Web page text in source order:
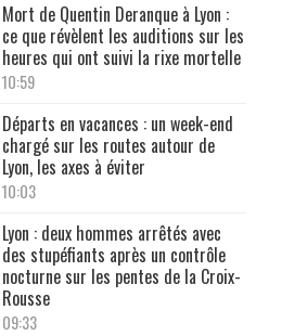
Mort de Quentin Deranque à Lyon :
ce que révèlent les auditions sur les
heures qui ont suivi la rixe mortelle
10:59
Départs en vacances : un week-end
chargé sur les routes autour de
Lyon, les axes à éviter
10:03
Lyon : deux hommes arrêtés avec
des stupéfiants après un contrôle
nocturne sur les pentes de la Croix-
Rousse
09:33